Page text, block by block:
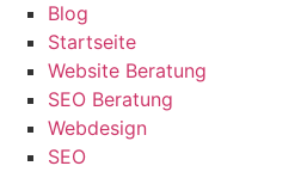
Blog
Startseite
Website Beratung
SEO Beratung
Webdesign
SEO